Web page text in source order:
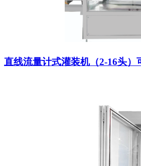
直线流量计式灌装机（2-16头）